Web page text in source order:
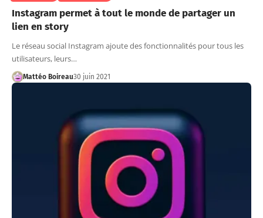
Instagram permet à tout le monde de partager un
lien en story
Le réseau social Instagram ajoute des fonctionnalités pour tous les
utilisateurs, leurs…
Mattéo Boireau30 juin 2021